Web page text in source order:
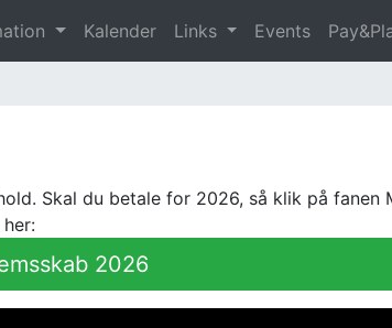
Kalender Links Events
Skal du betale for 2026, så klik på fanen
2026